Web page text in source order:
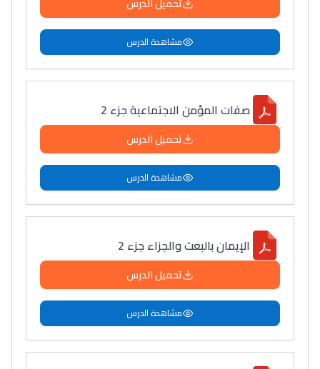
مشاهدة الدرس
صفات المؤمن الاجتماعية جزء 2
تحميل الدرس
مشاهدة الدرس
الإيمان بالبعث والجزاء جزء 2
تحميل الدرس
مشاهدة الدرس